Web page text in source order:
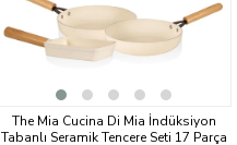
The Mia Cucina Di Mia İndüksiyon
Tabanlı Seramik Tencere Seti 17 Parça